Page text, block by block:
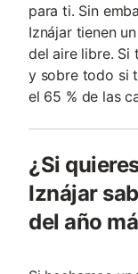
para ti. Sin
Iznájar tienen
del aire libre. Si
y sobre todo si
el 65 % de las
¿Si
Iznájar
del año